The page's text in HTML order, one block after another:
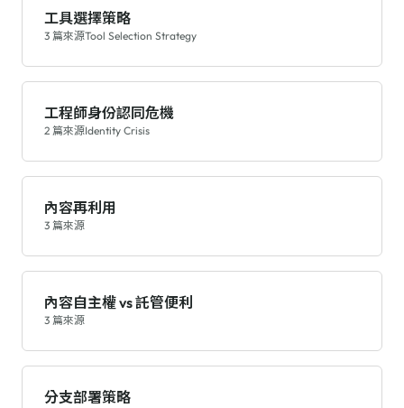
工具選擇策略
3 篇來源Tool Selection Strategy
工程師身份認同危機
2 篇來源Identity Crisis
內容再利用
3 篇來源
內容自主權 vs 託管便利
3 篇來源
分支部署策略